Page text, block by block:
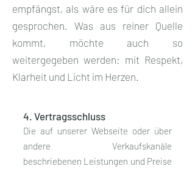
empfängst, als wäre es für dich allein
gesprochen. Was aus reiner Quelle
kommt, möchte auch so
weitergegeben werden: mit Respekt,
Klarheit und Licht im Herzen.
4. Vertragsschluss
Die auf unserer Webseite oder über
andere Verkaufskanäle
beschriebenen Leistungen und Preise